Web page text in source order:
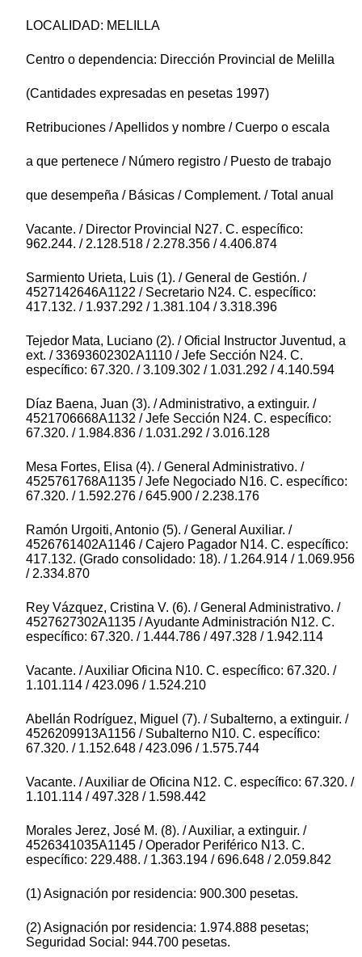
LOCALIDAD: MELILLA
Centro o dependencia: Dirección Provincial de Melilla
(Cantidades expresadas en pesetas 1997)
Retribuciones / Apellidos y nombre / Cuerpo o escala
a que pertenece / Número registro / Puesto de trabajo
que desempeña / Básicas / Complement. / Total anual
Vacante. / Director Provincial N27. C. específico:
962.244. / 2.128.518 / 2.278.356 / 4.406.874
Sarmiento Urieta, Luis (1). / General de Gestión. /
4527142646A1122 / Secretario N24. C. específico:
417.132. / 1.937.292 / 1.381.104 / 3.318.396
Tejedor Mata, Luciano (2). / Oficial Instructor Juventud, a
ext. / 33693602302A1110 / Jefe Sección N24. C.
específico: 67.320. / 3.109.302 / 1.031.292 / 4.140.594
Díaz Baena, Juan (3). / Administrativo, a extinguir. /
4521706668A1132 / Jefe Sección N24. C. específico:
67.320. / 1.984.836 / 1.031.292 / 3.016.128
Mesa Fortes, Elisa (4). / General Administrativo. /
4525761768A1135 / Jefe Negociado N16. C. específico:
67.320. / 1.592.276 / 645.900 / 2.238.176
Ramón Urgoiti, Antonio (5). / General Auxiliar. /
4526761402A1146 / Cajero Pagador N14. C. específico:
417.132. (Grado consolidado: 18). / 1.264.914 / 1.069.956
/ 2.334.870
Rey Vázquez, Cristina V. (6). / General Administrativo. /
4527627302A1135 / Ayudante Administración N12. C.
específico: 67.320. / 1.444.786 / 497.328 / 1.942.114
Vacante. / Auxiliar Oficina N10. C. específico: 67.320. /
1.101.114 / 423.096 / 1.524.210
Abellán Rodríguez, Miguel (7). / Subalterno, a extinguir. /
4526209913A1156 / Subalterno N10. C. específico:
67.320. / 1.152.648 / 423.096 / 1.575.744
Vacante. / Auxiliar de Oficina N12. C. específico: 67.320. /
1.101.114 / 497.328 / 1.598.442
Morales Jerez, José M. (8). / Auxiliar, a extinguir. /
4526341035A1145 / Operador Periférico N13. C.
específico: 229.488. / 1.363.194 / 696.648 / 2.059.842
(1) Asignación por residencia: 900.300 pesetas.
(2) Asignación por residencia: 1.974.888 pesetas;
Seguridad Social: 944.700 pesetas.